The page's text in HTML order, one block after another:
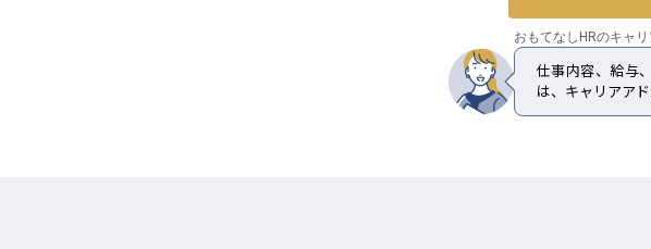
おもてなしHRのキャ
仕事内容、給与
は、キャリアア